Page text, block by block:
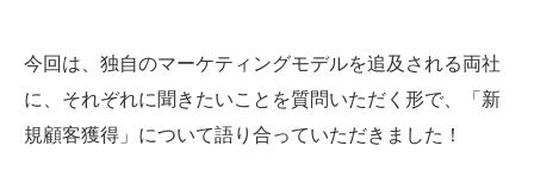
今回は、独自のマーケティングモデルを追及される両社
に、それぞれに聞きたいことを質問いただく形で、「新
規顧客獲得」について語り合っていただきました！